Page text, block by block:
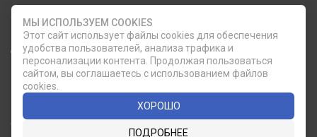
Служба клиентской поддержки
ОБРАТНЫЙ ЗВОНОК phone
8 (812) 335-21-16
8 (812) 335-21-17 7 (911) 947-43-48
© 2007 — 2026 Компания «Мир Посуды». Все права
МЫ ИСПОЛЬЗУЕМ COOKIES
Этот сайт использует файлы cookies для обеспечения
удобства пользователей, анализа трафика и
персонализации контента. Продолжая пользоваться
сайтом, вы соглашаетесь с использованием файлов
cookies.
ХОРОШО
ПОДРОБНЕЕ